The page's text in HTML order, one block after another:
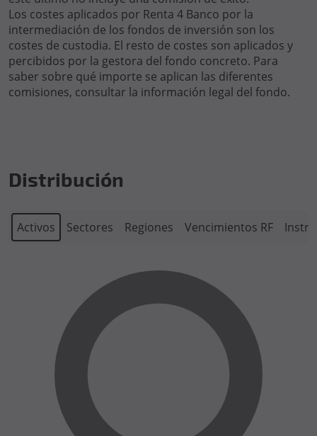
Los costes aplicados por Renta 4 Banco por la
intermediación de los fondos de inversión son los
costes de custodia. El resto de costes son aplicados y
percibidos por la gestora del fondo concreto. Para
saber sobre qué importe se aplican las diferentes
comisiones, consultar la información legal del fondo.
Distribución
Activos Sectores Regiones Vencimientos RF